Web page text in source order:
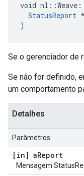
void
StatusReport
)
Se o gerenciador de
Se não for definido,
um comportamento
Detalhes
Parâmetros
[in] aReport
Mensagem